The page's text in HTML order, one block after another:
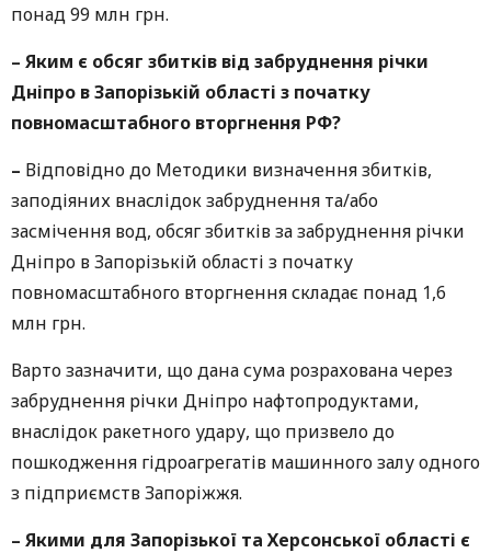
понад 99 млн грн.
– Яким є обсяг збитків від забруднення річки
Дніпро в Запорізькій області з початку
повномасштабного вторгнення РФ?
– Відповідно до Методики визначення збитків,
заподіяних внаслідок забруднення та/або
засмічення вод, обсяг збитків за забруднення річки
Дніпро в Запорізькій області з початку
повномасштабного вторгнення складає понад 1,6
млн грн.
Варто зазначити, що дана сума розрахована через
забруднення річки Дніпро нафтопродуктами,
внаслідок ракетного удару, що призвело до
пошкодження гідроагрегатів машинного залу одного
з підприємств Запоріжжя.
– Якими для Запорізької та Херсонської області є